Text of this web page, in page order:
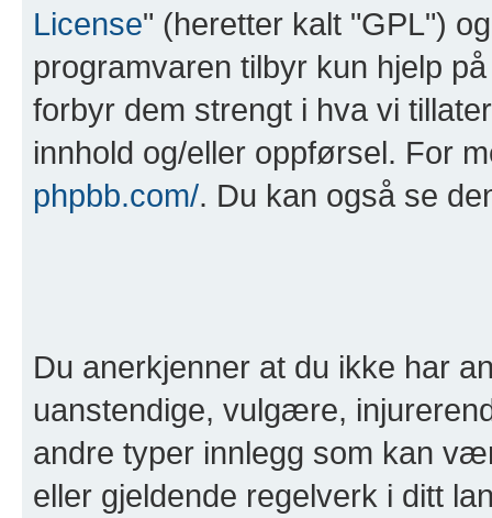
License" (heretter kalt "GPL")
programvaren tilbyr kun hjelp
forbyr dem strengt i hva vi
innhold og/eller oppførsel. For
phpbb.com/. Du kan også se
Du anerkjenner at du ikke har
uanstendige, vulgære,
andre typer innlegg som kan
eller gjeldende regelverk i ditt